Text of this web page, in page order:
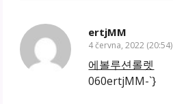
ertjMM
4 června, 2022 (20:54)
에볼루션롤렛
060ertjMM-`}